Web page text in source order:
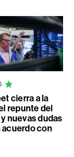
cierra a la
repunte del
nuevas dudas
acuerdo con